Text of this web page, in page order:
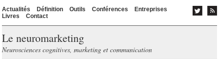
Actualités Définition Outils Conférences
Entreprises
Livres
Contact
Le neuromarketing
Neurosciences cognitives, marketing et communication